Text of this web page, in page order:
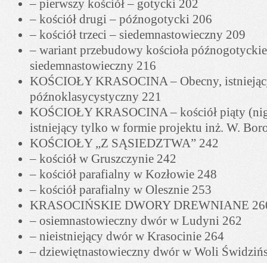
– pierwszy kościół – gotycki 202
– kościół drugi – późnogotycki 206
– kościół trzeci – siedemnastowieczny 209
– wariant przebudowy kościoła
siedemnastowieczny 216
KOŚCIOŁY KRASOCINA – Obecny,
późnoklasycystyczny 221
KOŚCIOŁY KRASOCINA – kościół piąty
istniejący tylko w formie projektu inż. W.
KOŚCIOŁY „Z SĄSIEDZTWA” 242
– kościół w Gruszczynie 242
– kościół parafialny w Kozłowie 248
– kościół parafialny w Olesznie 253
KRASOCIŃSKIE DWORY DREWNIANE
– osiemnastowieczny dwór w Ludyni 262
– nieistniejący dwór w Krasocinie 264
– dziewiętnastowieczny dwór w Woli